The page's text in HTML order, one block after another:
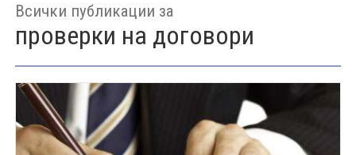
Всички публикации за
проверки на договори